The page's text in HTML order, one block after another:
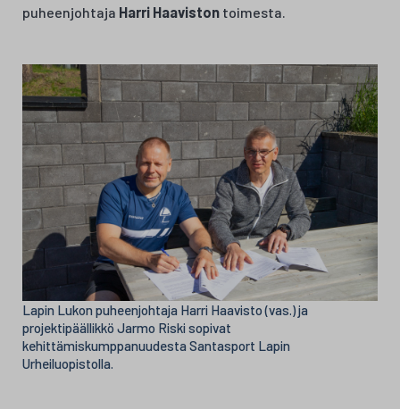
puheenjohtaja Harri Haaviston toimesta.
Lapin Lukon puheenjohtaja Harri Haavisto (vas.) ja
projektipäällikkö Jarmo Riski sopivat
kehittämiskumppanuudesta Santasport Lapin
Urheiluopistolla.